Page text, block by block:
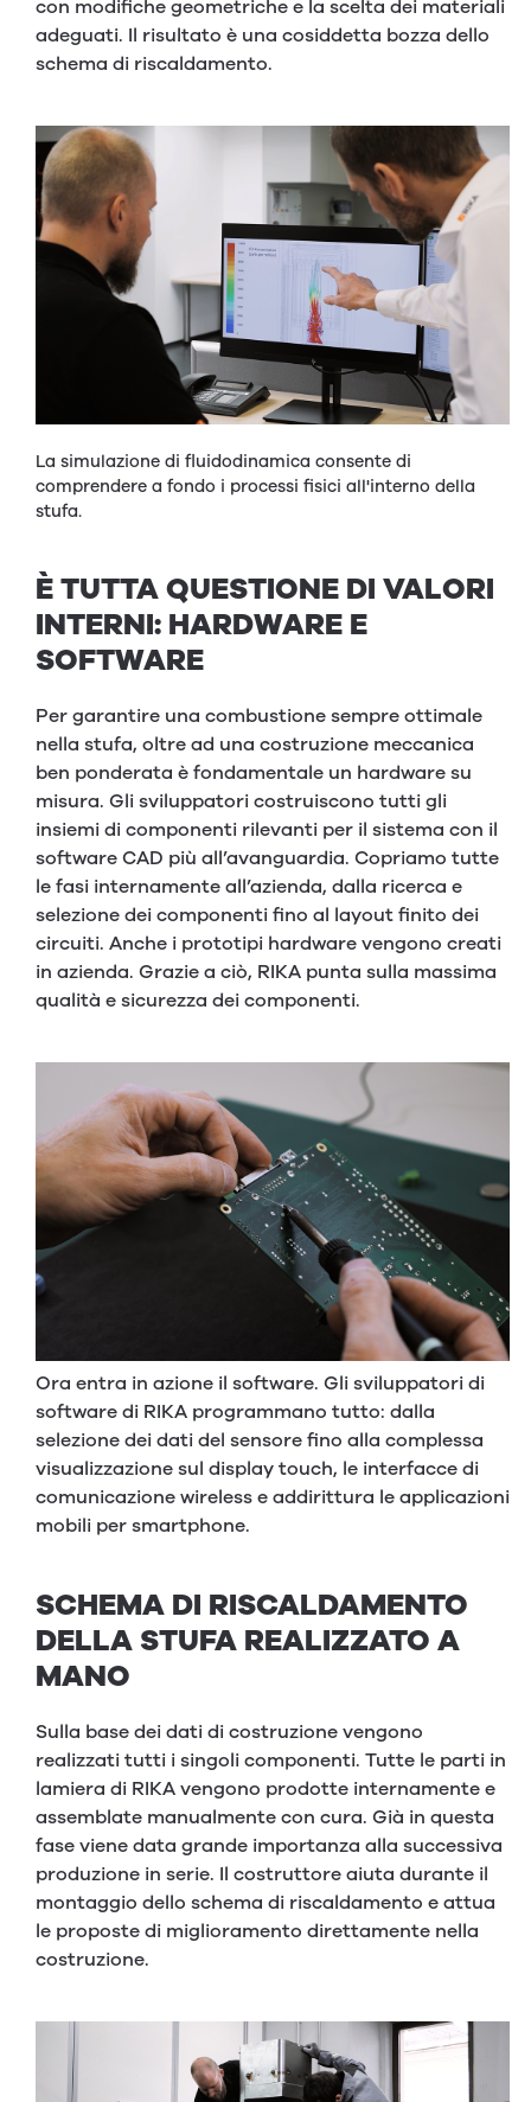
con modifiche geometriche e la scelta dei materiali
adeguati. Il risultato è una cosiddetta bozza dello
schema di riscaldamento.
La simulazione di fluidodinamica consente di
comprendere a fondo i processi fisici all'interno della
stufa.
È TUTTA QUESTIONE DI VALORI
INTERNI: HARDWARE E
SOFTWARE
Per garantire una combustione sempre ottimale
nella stufa, oltre ad una costruzione meccanica
ben ponderata è fondamentale un hardware su
misura. Gli sviluppatori costruiscono tutti gli
insiemi di componenti rilevanti per il sistema con il
software CAD più all’avanguardia. Copriamo tutte
le fasi internamente all’azienda, dalla ricerca e
selezione dei componenti fino al layout finito dei
circuiti. Anche i prototipi hardware vengono creati
in azienda. Grazie a ciò, RIKA punta sulla massima
qualità e sicurezza dei componenti.
Ora entra in azione il software. Gli sviluppatori di
software di RIKA programmano tutto: dalla
selezione dei dati del sensore fino alla complessa
visualizzazione sul display touch, le interfacce di
comunicazione wireless e addirittura le applicazioni
mobili per smartphone.
SCHEMA DI RISCALDAMENTO
DELLA STUFA REALIZZATO A
MANO
Sulla base dei dati di costruzione vengono
realizzati tutti i singoli componenti. Tutte le parti in
lamiera di RIKA vengono prodotte internamente e
assemblate manualmente con cura. Già in questa
fase viene data grande importanza alla successiva
produzione in serie. Il costruttore aiuta durante il
montaggio dello schema di riscaldamento e attua
le proposte di miglioramento direttamente nella
costruzione.